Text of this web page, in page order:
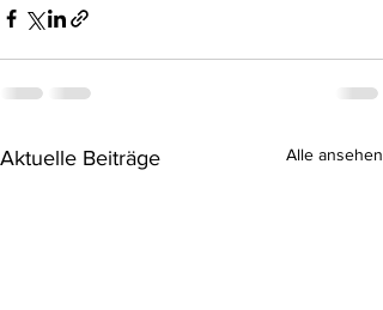
Aktuelle Beiträge Alle ansehen